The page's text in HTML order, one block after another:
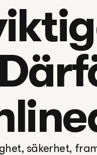
säkerhet,